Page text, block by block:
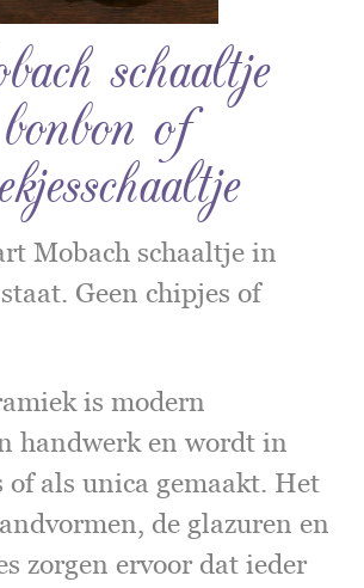
schaaltje
bonbon of
Mobach schaaltje in
Geen chipjes of
is modern
handwerk en wordt in
of als unica gemaakt. Het
de glazuren en
zorgen ervoor dat ieder